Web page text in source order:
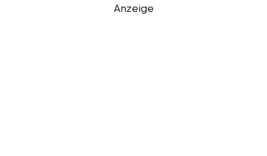
Anzeige